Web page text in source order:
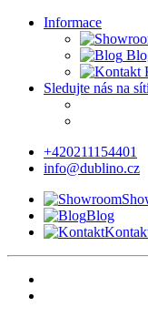
Informace
Sledujte nás na
+420211154401
info@dublino.cz
Blog